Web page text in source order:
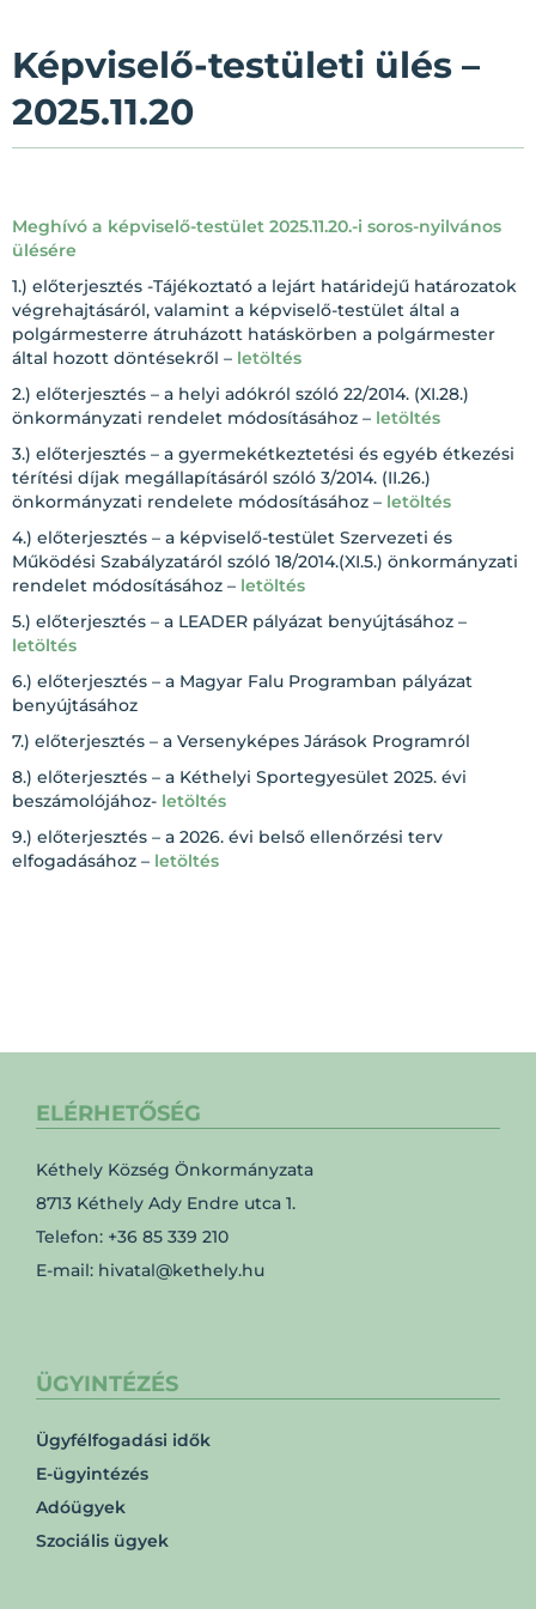
Képviselő-testületi ülés –
2025.11.20
Meghívó a képviselő-testület 2025.11.20.-i soros-nyilvános
ülésére
1.) előterjesztés -Tájékoztató a lejárt határidejű határozatok
végrehajtásáról, valamint a képviselő-testület által a
polgármesterre átruházott hatáskörben a polgármester
által hozott döntésekről – letöltés
2.) előterjesztés – a helyi adókról szóló 22/2014. (XI.28.)
önkormányzati rendelet módosításához – letöltés
3.) előterjesztés – a gyermekétkeztetési és egyéb étkezési
térítési díjak megállapításáról szóló 3/2014. (II.26.)
önkormányzati rendelete módosításához – letöltés
4.) előterjesztés – a képviselő-testület Szervezeti és
Működési Szabályzatáról szóló 18/2014.(XI.5.) önkormányzati
rendelet módosításához – letöltés
5.) előterjesztés – a LEADER pályázat benyújtásához –
letöltés
6.) előterjesztés – a Magyar Falu Programban pályázat
benyújtásához
7.) előterjesztés – a Versenyképes Járások Programról
8.) előterjesztés – a Kéthelyi Sportegyesület 2025. évi
beszámolójához- letöltés
9.) előterjesztés – a 2026. évi belső ellenőrzési terv
elfogadásához – letöltés
ELÉRHETŐSÉG
Kéthely Község Önkormányzata
8713 Kéthely Ady Endre utca 1.
Telefon: +36 85 339 210
E-mail: hivatal@kethely.hu
ÜGYINTÉZÉS
Ügyfélfogadási idők
E-ügyintézés
Adóügyek
Szociális ügyek